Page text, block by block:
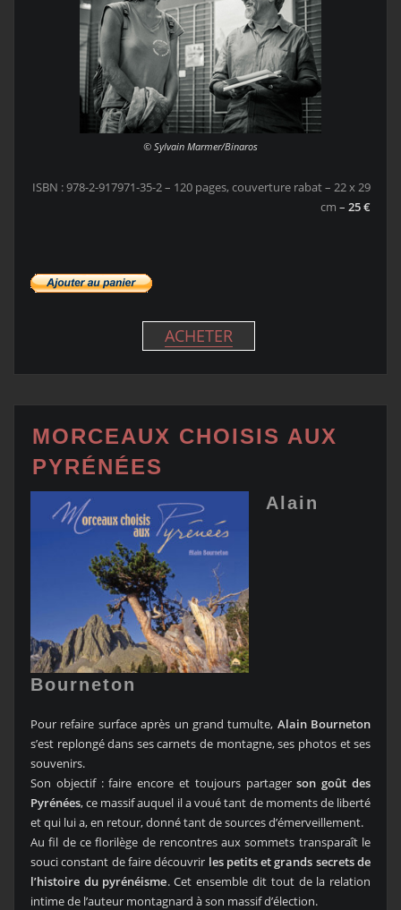
© Sylvain Marmer/Binaros
ISBN : 978-2-917971-35-2 – 120 pages, couverture rabat – 22 x 29
cm–25 €
ACHETER
MORCEAUX CHOISIS AUX
PYRÉNÉES
Alain
Bourneton
Pour refaire surface après un grand tumulte, Alain Bourneton
s’est replongé dans ses carnets de montagne, ses photos et ses
souvenirs.
Son objectif : faire encore et toujours partagerson goût des
Pyrénées, ce massif auquel il a voué tant de moments de liberté
et qui lui a, en retour, donné tant de sources d’émerveillement.
Au fil de ce florilège de rencontres aux sommets transparaît le
souci constant de faire découvrir les petits et grands secrets de
l’histoire du pyrénéisme. Cet ensemble dit tout de la relation
intime de l’auteur montagnard à son massif d’élection.